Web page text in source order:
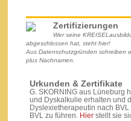
Zertifizierungen
Wer seine
abgeschlossen hat, steht hier!
Aus Datenschutzgründen schreiben
plus Nachnamen.
Urkunden & Zertifikate
G. SKORNING aus Lüneburg
und Dyskalkulie erhalten und
Dyslexietherapeutin nach
BVL zu führen. Hier stellt sie